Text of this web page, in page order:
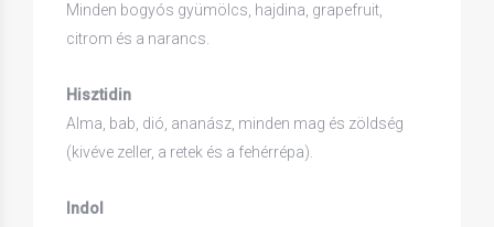
Minden bogyós gyümölcs, hajdina, grapefruit,
citrom és a narancs.
Hisztidin
Alma, bab, dió, ananász, minden mag és zöldség
(kivéve zeller, a retek és a fehérrépa).
Indol